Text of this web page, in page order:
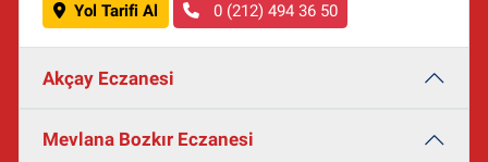
Yol Tarifi Al 0 (212) 494 36 50
Akçay Eczanesi
Mevlana Bozkır Eczanesi